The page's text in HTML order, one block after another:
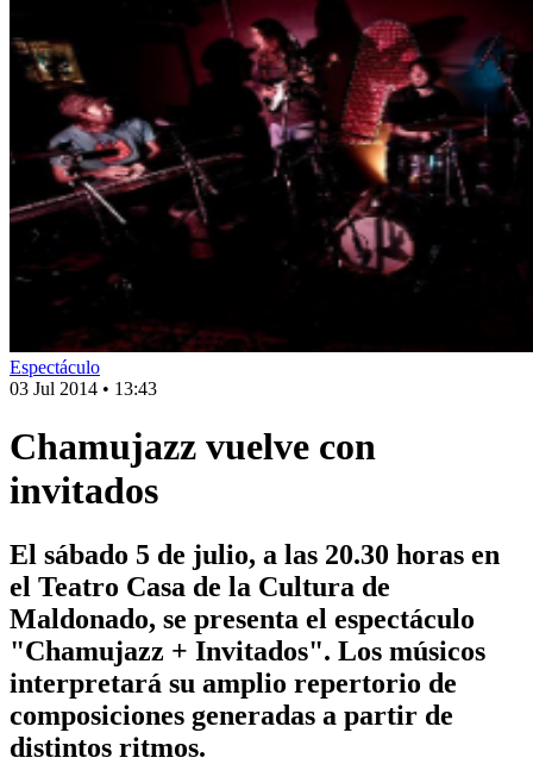
Espectáculo
03 Jul 2014 • 13:43
Chamujazz vuelve con
invitados
El sábado 5 de julio, a las 20.30 horas en
el Teatro Casa de la Cultura de
Maldonado, se presenta el espectáculo
"Chamujazz + Invitados". Los músicos
interpretará su amplio repertorio de
composiciones generadas a partir de
distintos ritmos.